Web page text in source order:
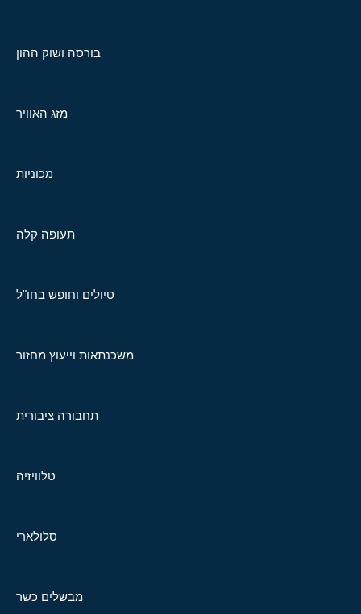
בורסה ושוק ההון
מזג האוויר
מכוניות
תעופה קלה
טיולים וחופש בחו"ל
משכנתאות וייעוץ מחזור
תחבורה ציבורית
טלוויזיה
סלולארי
מבשלים כשר